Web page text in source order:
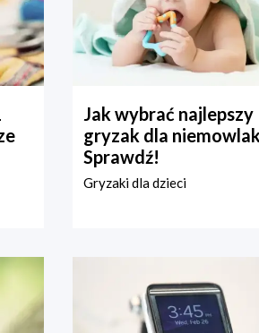
Jak wybrać najlepszy
gryzak dla
Sprawdź!
Gryzaki dla dzieci